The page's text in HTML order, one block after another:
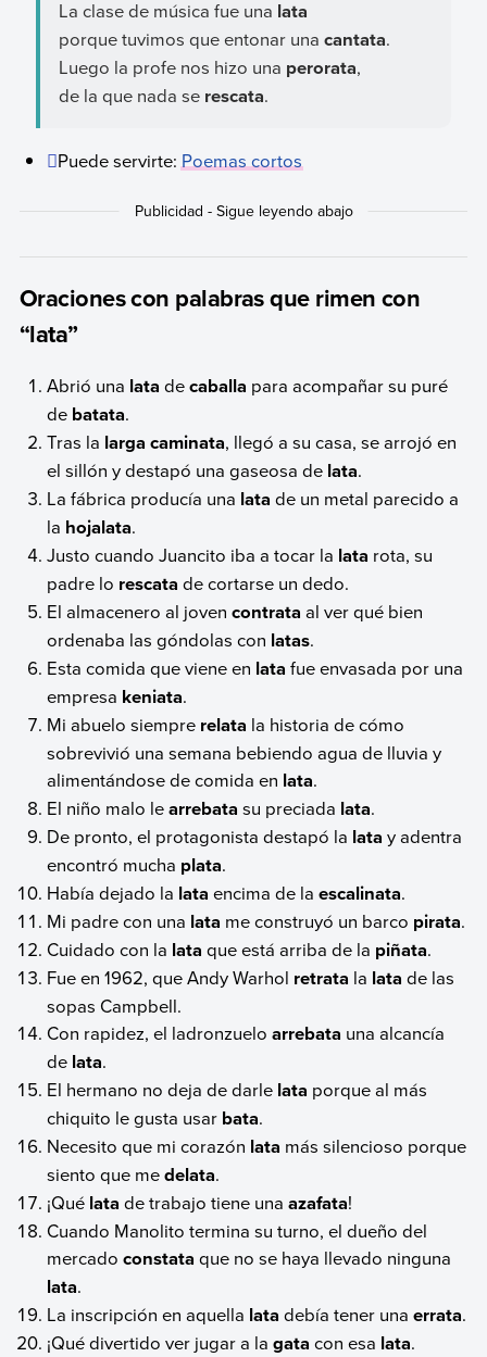
La clase de música fue una lata
porque tuvimos que entonar una cantata.
Luego la profe nos hizo una perorata,
de la que nada se rescata.
Puede servirte:Poemas cortos
Oraciones con palabras que rimen con
“lata”
Abrió una lata decaballa para acompañar su puré
de batata.
Tras la larga caminata, llegó a su casa, se arrojó en
el sillón y destapó una gaseosa de lata.
La fábrica producía una lata de un metal parecido a
la hojalata.
Justo cuando Juancito iba a tocar la lata rota, su
padre lo rescata de cortarse un dedo.
El almacenero al jovencontrata al ver qué bien
ordenaba las góndolas con latas.
Esta comida que viene en lata fue envasada por una
empresa keniata.
Mi abuelo siempre relata la historia de cómo
sobrevivió una semana bebiendo agua de lluvia y
alimentándose de comida en lata.
El niño malo learrebata su preciada lata.
De pronto, el protagonista destapó la lata y adentra
encontró mucha plata.
Había dejado la lata encima de laescalinata.
Mi padre con una lata me construyó un barco pirata.
Cuidado con la lata que está arriba de la piñata.
Fue en 1962, que Andy Warhol retrata la lata de las
sopas Campbell.
Con rapidez, el ladronzueloarrebata una alcancía
de lata.
El hermano no deja de darle lata porque al más
chiquito le gusta usar bata.
Necesito que mi corazón lata más silencioso porque
siento que medelata.
¡Qué lata de trabajo tiene unaazafata!
Cuando Manolito termina su turno, el dueño del
mercadoconstata que no se haya llevado ninguna
lata.
La inscripción en aquella lata debía tener unaerrata.
¡Qué divertido ver jugar a lagata con esa lata.